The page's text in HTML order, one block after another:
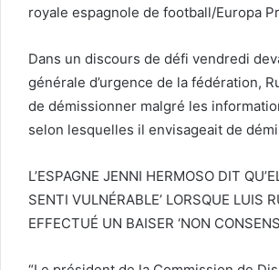
royale espagnole de football/Europa
Dans un discours de défi vendredi
générale d’urgence de la fédération,
de démissionner malgré les
selon lesquelles il envisageait de
L’ESPAGNE JENNI HERMOSO DIT
SENTI VULNÉRABLE’ LORSQUE LUIS
EFFECTUÉ UN BAISER ‘NON